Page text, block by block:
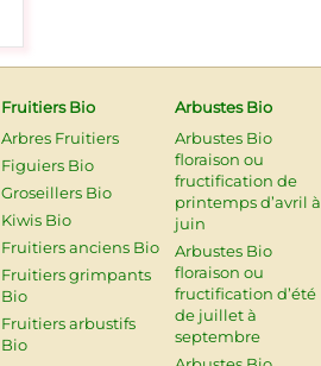
Fruitiers Bio
Arbres Fruitiers
Figuiers Bio
Groseillers Bio
Kiwis Bio
Fruitiers anciens Bio
Fruitiers grimpants
Bio
Fruitiers arbustifs
Bio
Arbustes Bio
Arbustes Bio
floraison ou
fructification de
printemps d’avril à
juin
Arbustes Bio
floraison ou
fructification d’été
de juillet à
septembre